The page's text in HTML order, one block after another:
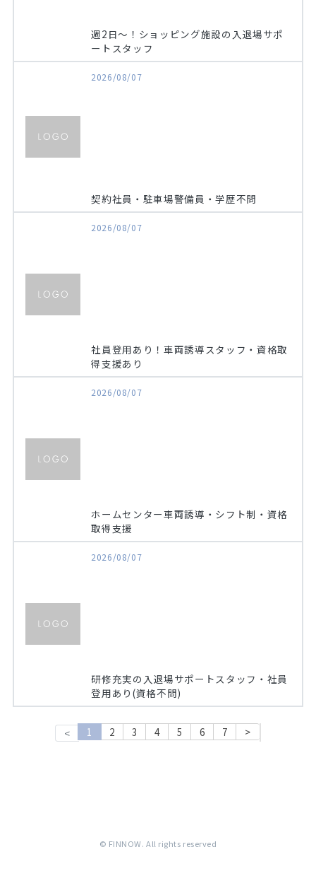
週2日〜！ショッピング施設の入退場サポ
ートスタッフ
2026/08/07
契約社員・駐車場警備員・学歴不問
2026/08/07
社員登用あり！車両誘導スタッフ・資格取
得支援あり
2026/08/07
ホームセンター車両誘導・シフト制・資格
取得支援
2026/08/07
研修充実の入退場サポートスタッフ・社員
登用あり(資格不問)
< 1 2 3 4 5 6 7 >
© FINNOW. All rights reserved